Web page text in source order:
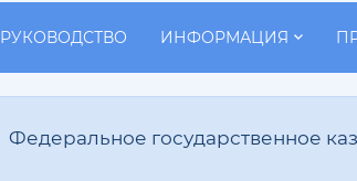
РУКОВОДСТВО ИНФОРМАЦИЯ
Федеральное государственное